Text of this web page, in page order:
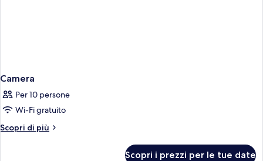
Camera
Per 10 persone
Wi-Fi gratuito
Scopri di più
Altri
Scopri i prezzi per le tue date